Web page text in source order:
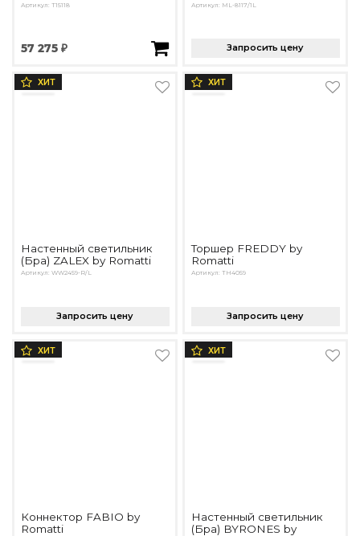
Артикул: T15118
57 275 ₽
Артикул: ML-8117/1L
Запросить цену
ХИТ
Настенный светильник
(Бра) ZALEX by Romatti
Артикул: WW2459-R/L
Запросить цену
ХИТ
Торшер FREDDY by
Romatti
Артикул: TH4059
Запросить цену
ХИТ
Коннектор FABIO by
Romatti
ХИТ
Настенный светильник
(Бра) BYRONES by